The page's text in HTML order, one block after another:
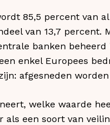
85,5 percent van
van 13,7 percent.
banken
enkel Europees
afgesneden
welke waarde
een soort van